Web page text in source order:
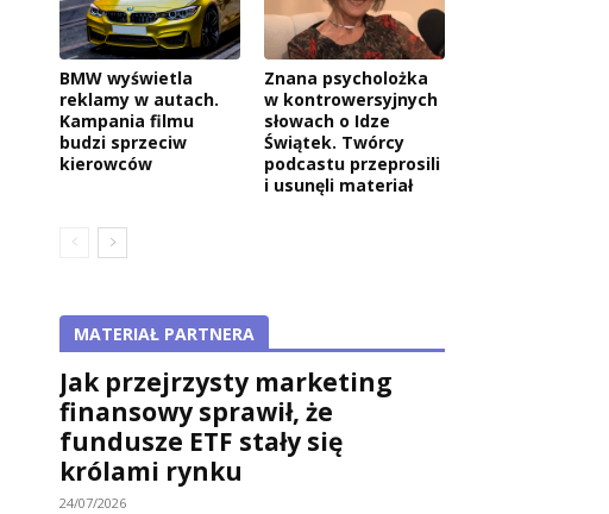
BMW wyświetla
reklamy w autach.
Kampania filmu
budzi sprzeciw
kierowców
Znana psycholożka
w kontrowersyjnych
słowach o Idze
Świątek. Twórcy
podcastu przeprosili
i usunęli materiał
MATERIAŁ PARTNERA
Jak przejrzysty marketing
finansowy sprawił, że
fundusze ETF stały się
królami rynku
24/07/2026